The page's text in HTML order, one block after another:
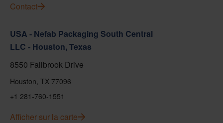
Contact
USA - Nefab Packaging South Central
LLC - Houston, Texas
8550 Fallbrook Drive
Houston, TX 77096
+1 281-760-1551
Afficher sur la carte